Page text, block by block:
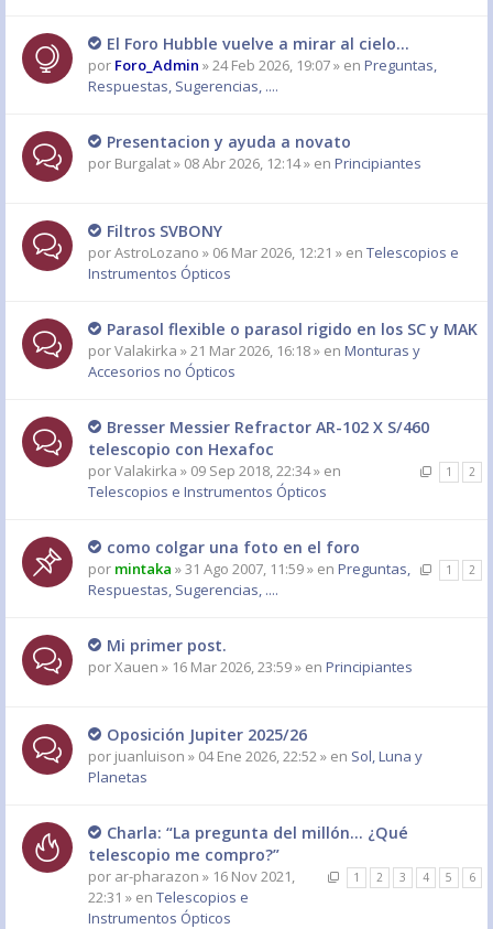
El Foro Hubble vuelve a mirar al cielo...
por Foro_Admin » 24 Feb 2026, 19:07 » en Preguntas,
Respuestas, Sugerencias, ....
Presentacion y ayuda a novato
por Burgalat» 08 Abr 2026, 12:14 » en Principiantes
Filtros SVBONY
porAstroLozano » 06 Mar 2026, 12:21 » en Telescopios e
Instrumentos Ópticos
Parasol flexible o parasol rigido en los SC y MAK
porValakirka » 21 Mar 2026, 16:18 » en Monturas y
Accesorios no Ópticos
Bresser Messier Refractor AR-102 X S/460
telescopio con Hexafoc
1 2
porValakirka » 09 Sep 2018, 22:34 » en
Telescopios e Instrumentos Ópticos
como colgar una foto en el foro
1 2
por mintaka » 31 Ago 2007, 11:59 » en Preguntas,
Respuestas, Sugerencias, ....
Mi primer post.
porXauen » 16 Mar 2026, 23:59 » en Principiantes
Oposición Jupiter 2025/26
por juanluison » 04 Ene 2026, 22:52 » en Sol, Luna y
Planetas
Charla: “La pregunta del millón… ¿Qué
telescopio me compro?”
1 2 3 4 5 6
por ar-pharazon » 16 Nov 2021,
22:31 » en Telescopios e
Instrumentos Ópticos